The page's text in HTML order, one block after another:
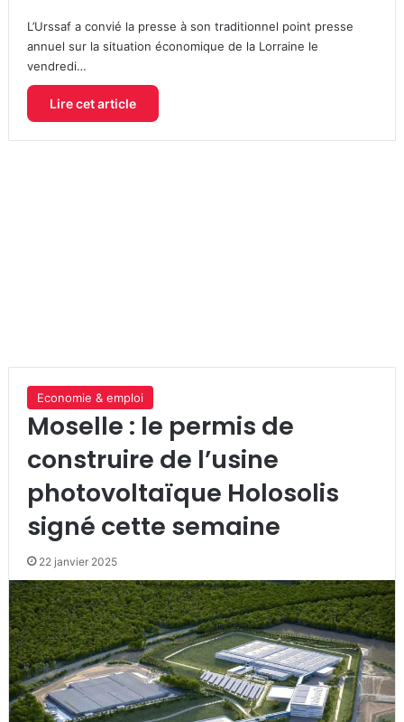
L’Urssaf a convié la presse à son traditionnel point presse
annuel sur la situation économique de la Lorraine le
vendredi…
Lire cet article
Economie & emploi
Moselle : le permis de
construire de l’usine
photovoltaïque Holosolis
signé cette semaine
22 janvier 2025